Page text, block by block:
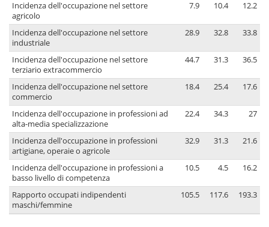
Incidenza dell'occupazione nel settore
agricolo
7.9 10.4 12.2
Incidenza dell'occupazione nel settore
industriale
28.9 32.8 33.8
Incidenza dell'occupazione nel settore
terziario extracommercio
44.7 31.3 36.5
Incidenza dell'occupazione nel settore
commercio
18.4 25.4 17.6
Incidenza dell'occupazione in professioni ad
alta-media specializzazione
22.4 34.3 27
Incidenza dell'occupazione in professioni
artigiane, operaie o agricole
32.9 31.3 21.6
Incidenza dell'occupazione in professioni a
basso livello di competenza
10.5 4.5 16.2
Rapporto occupati indipendenti
maschi/femmine
105.5 117.6 193.3